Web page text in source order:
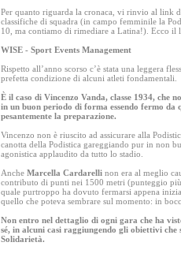
Per quanto riguarda la cronaca, vi rinvio al link
classifiche di squadra (in campo femminile la
10, ma contiamo di rimediare a Latina!). Ecco il
WISE - Sport Events Management
Rispetto all’anno scorso c’è stata una leggera
prefetta condizione di alcuni atleti fondamentali.
È il caso di Vincenzo Vanda, classe 1934, che
in un buon periodo di forma essendo fermo da
pesantemente la preparazione.
Vincenzo non è riuscito ad assicurare alla
canotta della Podistica gareggiando pur in non
agonistica applaudito da tutto lo stadio.
Anche Marcella Cardarelli non era al meglio
contributo di punti nei 1500 metri (punteggio più
quale purtroppo ha dovuto fermarsi appena
quello che poteva sembrare sul momento: in
Non entro nel dettaglio di ogni gara che ha
sé, in alcuni casi raggiungendo gli obiettivi
Solidarietà.